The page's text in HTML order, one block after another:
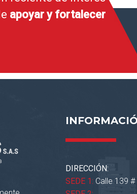
apoyar y fortalecer
DIRECCIÓN:
SEDE 1: Calle 139